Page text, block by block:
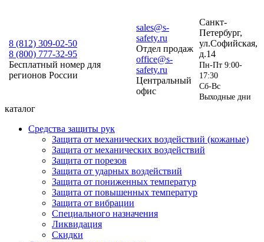
8 (812) 309-02-50
8 (800) 777-32-95
Бесплатный номер для
регионов России
sales@s-
safety.ru
Отдел продаж
office@s-
safety.ru
Центральный
офис
Санкт-
Петербург,
ул.Софийская,
д.14
Пн-Пт 9:00-
17:30
Сб-Вс
Выходные дни
каталог
Средства защиты рук
Защита от механических воздействий (кожаные)
Защита от механических воздействий
Защита от порезов
Защита от ударных воздействий
Защита от пониженных температур
Защита от повышенных температур
Защита от вибрации
Специального назначения
Ликвидация
Скидки